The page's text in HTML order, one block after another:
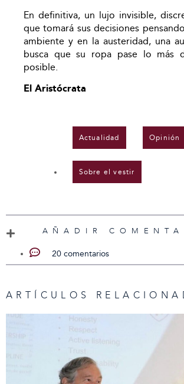
En definitiva, un lujo invisible,
que tomará sus decisiones
ambiente y en la austeridad, una
busca que su ropa pase lo más
posible.
El Aristócrata
Actualidad Opinión
Sobre el vestir
AÑADIR
20 comentarios
ARTÍCULOS